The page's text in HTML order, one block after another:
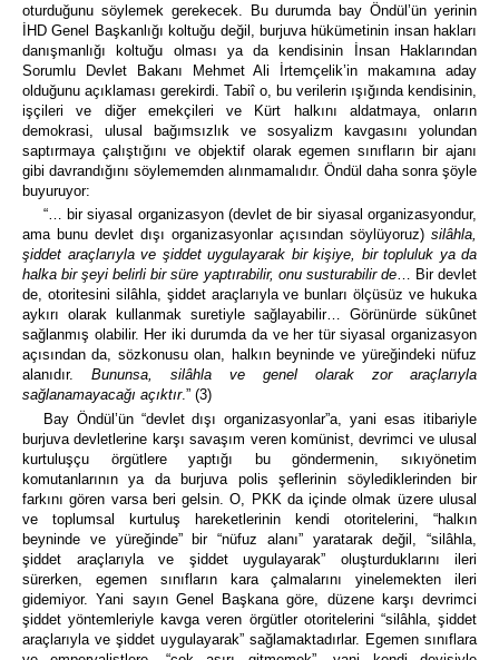
oturduğunu söylemek gerekecek. Bu durumda bay Öndül’ün yerinin
İHD Genel Başkanlığı koltuğu değil, burjuva hükümetinin insan hakları
danışmanlığı koltuğu olması ya da kendisinin İnsan Haklarından
Sorumlu Devlet Bakanı Mehmet Ali İrtemçelik’in makamına aday
olduğunu açıklaması gerekirdi. Tabiî o, bu verilerin ışığında kendisinin,
işçileri ve diğer emekçileri ve Kürt halkını aldatmaya, onların
demokrasi, ulusal bağımsızlık ve sosyalizm kavgasını yolundan
saptırmaya çalıştığını ve objektif olarak egemen sınıfların bir ajanı
gibi davrandığını söylememden alınmamalıdır. Öndül daha sonra şöyle
buyuruyor:
“… bir siyasal organizasyon (devlet de bir siyasal organizasyondur,
ama bunu devlet dışı organizasyonlar açısından söylüyoruz) silâhla,
şiddet araçlarıyla ve şiddet uygulayarak bir kişiye, bir topluluk ya da
halka bir şeyi belirli bir süre yaptırabilir, onu susturabilir de… Bir devlet
de, otoritesini silâhla, şiddet araçlarıyla ve bunları ölçüsüz ve hukuka
aykırı olarak kullanmak suretiyle sağlayabilir… Görünürde sükûnet
sağlanmış olabilir. Her iki durumda da ve her tür siyasal organizasyon
açısından da, sözkonusu olan, halkın beyninde ve yüreğindeki nüfuz
alanıdır. Bununsa, silâhla ve genel olarak zor araçlarıyla
sağlanamayacağı açıktır.” (3)
Bay Öndül’ün “devlet dışı organizasyonlar”a, yani esas itibariyle
burjuva devletlerine karşı savaşım veren komünist, devrimci ve ulusal
kurtuluşçu örgütlere yaptığı bu göndermenin, sıkıyönetim
komutanlarının ya da burjuva polis şeflerinin söylediklerinden bir
farkını gören varsa beri gelsin. O, PKK da içinde olmak üzere ulusal
ve toplumsal kurtuluş hareketlerinin kendi otoritelerini, “halkın
beyninde ve yüreğinde” bir “nüfuz alanı” yaratarak değil, “silâhla,
şiddet araçlarıyla ve şiddet uygulayarak” oluşturduklarını ileri
sürerken, egemen sınıfların kara çalmalarını yinelemekten ileri
gidemiyor. Yani sayın Genel Başkana göre, düzene karşı devrimci
şiddet yöntemleriyle kavga veren örgütler otoritelerini “silâhla, şiddet
araçlarıyla ve şiddet uygulayarak” sağlamaktadırlar. Egemen sınıflara